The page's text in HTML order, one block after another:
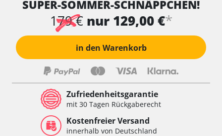
SUPER-SOMMER-SCHNÄPPCHEN!
179 € nur 129,00 €*
in den Warenkorb
Zufriedenheitsgarantie
mit 30 Tagen Rückgaberecht
Kostenfreier Versand
innerhalb von Deutschland